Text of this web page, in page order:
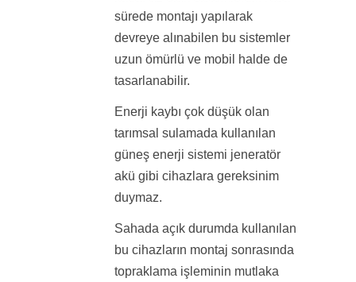
sürede montajı yapılarak
devreye alınabilen bu sistemler
uzun ömürlü ve mobil halde de
tasarlanabilir.
Enerji kaybı çok düşük olan
tarımsal sulamada kullanılan
güneş enerji sistemi jeneratör
akü gibi cihazlara gereksinim
duymaz.
Sahada açık durumda kullanılan
bu cihazların montaj sonrasında
topraklama işleminin mutlaka